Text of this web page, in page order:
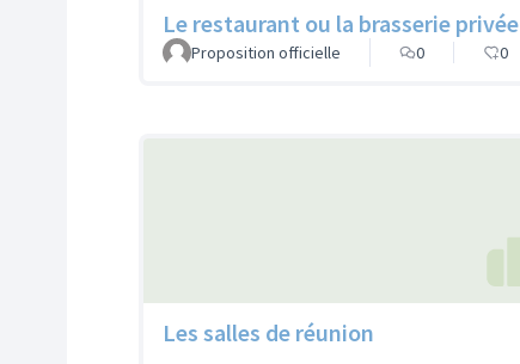
Le restaurant ou la brasserie privée
Proposition officielle 0 0
Les salles de réunion